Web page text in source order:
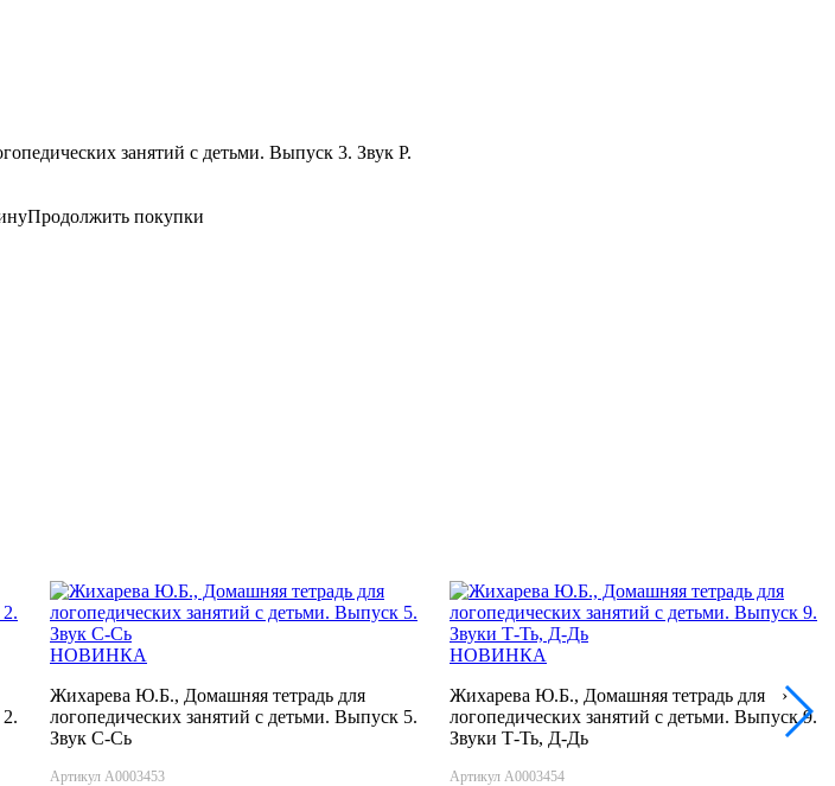
занятий с детьми. Выпуск 3. Звук Р.
Продолжить покупки
НОВИНКА
Жихарева Ю.Б., Домашняя тетрадь для
логопедических занятий с детьми. Выпуск 5.
Звук С-Сь
Артикул А0003453
НОВИНКА
Жихарева Ю.Б., Домашняя тетрадь для
логопедических занятий с детьми. Выпуск 9.
Звуки Т-Ть, Д-Дь
Артикул А0003454
›